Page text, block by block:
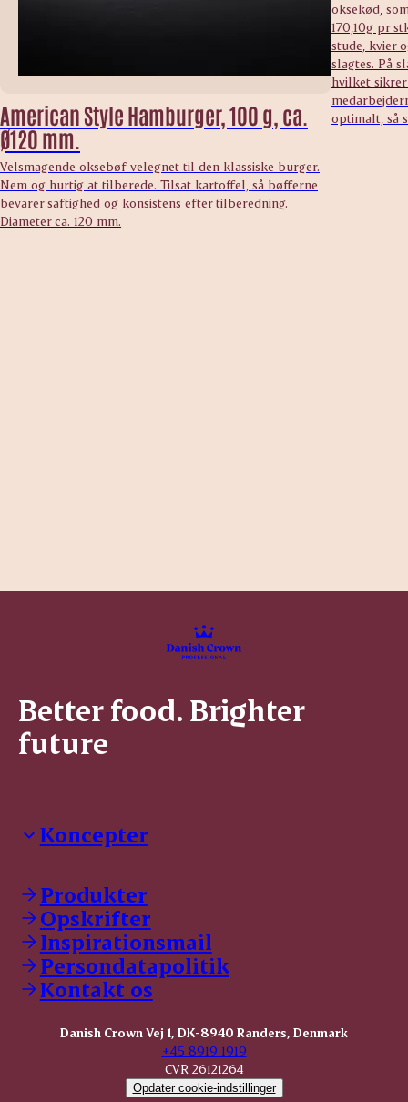
American Style Hamburger, 100 g, ca.
Ø120 mm.
Velsmagende oksebøf velegnet til den klassiske burger.
Nem og hurtig at tilberede. Tilsat kartoffel, så bøfferne
bevarer saftighed og konsistens efter tilberedning.
Diameter ca. 120 mm.
oksekød,
170,10g pr
stude, kvier
slagtes. På
hvilket
optimalt, så
Better food. Brighter
future
Koncepter
Dyrbar
GØL
Tulip
Friland
Dansk Kødkvæg
STOLT
Dansk Kalv
KOMBI Hak
Produkter
Opskrifter
Inspirationsmail
Persondatapolitik
Kontakt os
Danish Crown Vej 1, DK-8940 Randers, Denmark
+45 8919 1919
CVR 26121264
Opdater cookie-indstillinger